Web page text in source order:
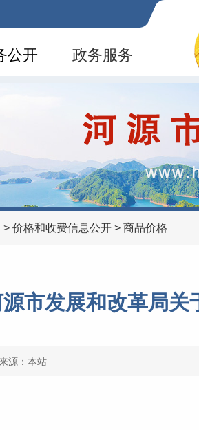
公开 政务服务
> 价格和收费信息公开 > 商品价格
市发展和改革局关
源：本站